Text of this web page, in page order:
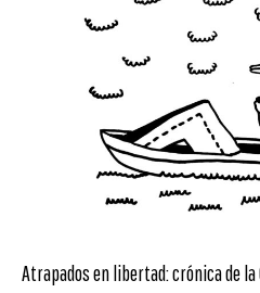
Atrapados en libertad: crónica de la